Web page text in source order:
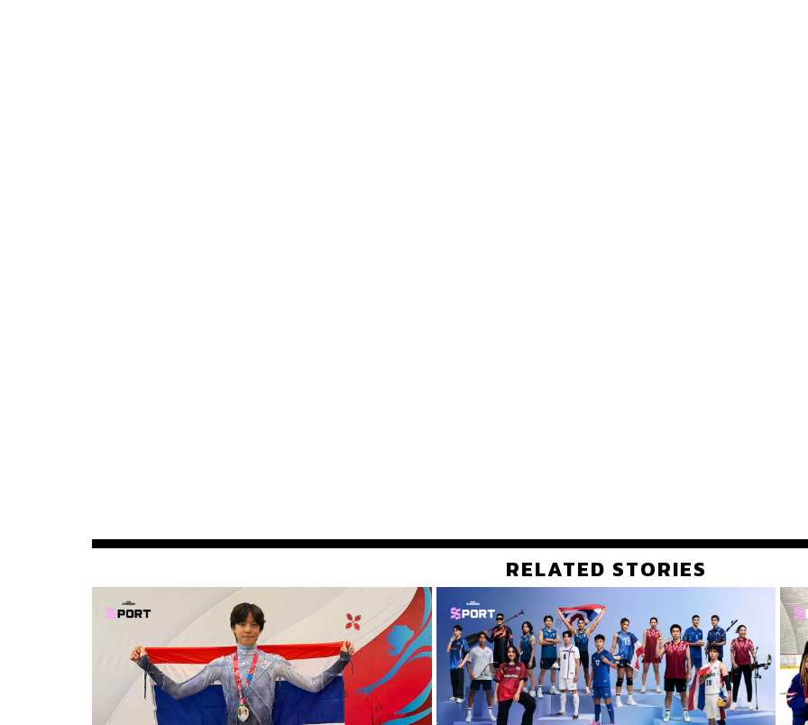
RELATED STORIES